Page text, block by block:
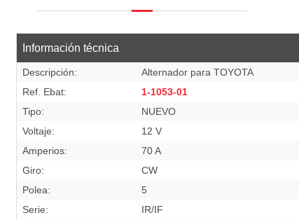
Información técnica
Descripción:
Alternador para TOYOTA
Ref. Ebat:
1-1053-01
Tipo:
NUEVO
Voltaje:
12 V
Amperios:
70 A
Giro:
CW
Polea:
5
Serie:
IR/IF